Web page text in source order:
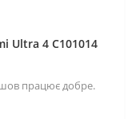
Ultra 4 C101014
працює добре.